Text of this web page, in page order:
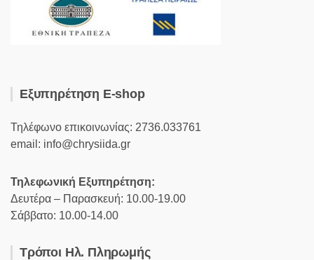
Εξυπηρέτηση E-shop
Τηλέφωνο επικοινωνίας: 2736.033761
email: info@chrysiida.gr
Τηλεφωνική Εξυπηρέτηση:
Δευτέρα – Παρασκευή: 10.00-19.00
Σάββατο: 10.00-14.00
Τρόποι Ηλ. Πληρωμής